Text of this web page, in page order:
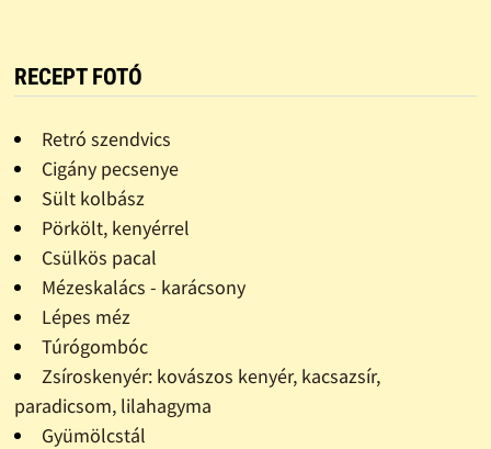
RECEPT FOTÓ
Retró szendvics
Cigány pecsenye
Sült kolbász
Pörkölt, kenyérrel
Csülkös pacal
Mézeskalács - karácsony
Lépes méz
Túrógombóc
Zsíroskenyér: kovászos kenyér, kacsazsír,
paradicsom, lilahagyma
Gyümölcstál